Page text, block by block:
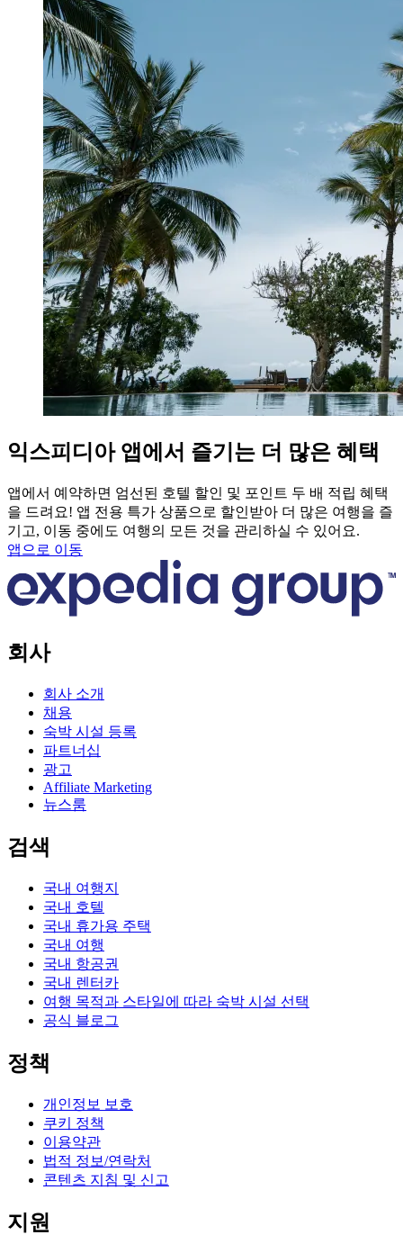
익스피디아 앱에서 즐기는 더 많은 혜택
앱에서 예약하면 엄선된 호텔 할인 및 포인트 두 배 적립 혜택
을 드려요! 앱 전용 특가 상품으로 할인받아 더 많은 여행을 즐
기고, 이동 중에도 여행의 모든 것을 관리하실 수 있어요.
앱으로 이동
회사
회사 소개
채용
숙박 시설 등록
파트너십
광고
Affiliate Marketing
뉴스룸
검색
국내 여행지
국내 호텔
국내 휴가용 주택
국내 여행
국내 항공권
국내 렌터카
여행 목적과 스타일에 따라 숙박 시설 선택
공식 블로그
정책
개인정보 보호
쿠키 정책
이용약관
법적 정보/연락처
콘텐츠 지침 및 신고
지원